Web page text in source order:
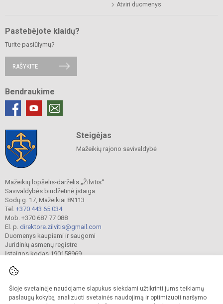
Šioje svetainėje naudojame slapukus siekdami užtikrinti jums teikiamų
paslaugų kokybę, analizuoti svetainės naudojimą ir optimizuoti naršymo
Atviri duomenys
Pastebėjote klaidų?
Turite pasiūlymų?
RAŠYKITE
Bendraukime
Steigėjas
Mažeikių rajono savivaldybė
Mažeikių lopšelis-darželis „Žilvitis“
Savivaldybės biudžetinė įstaiga
Sodų g. 17, Mažeikiai 89113
Tel. +370 443 65 034
Mob. +370 687 77 088
El. p. direktore.zilvitis@gmail.com
Duomenys kaupiami ir saugomi
Juridinių asmenų registre
Įstaigos kodas 190158969
© 2024. Mažeikių lopšelis-darželis „Žilvitis“. Visos teisės saugomos.
Kopijuoti turinį be raštiško įstaigos administracijos sutikimo griežtai draudžiama.